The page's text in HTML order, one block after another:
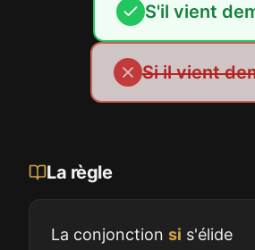
S'il vient
Si il vient
La règle
La conjonction si s'élide